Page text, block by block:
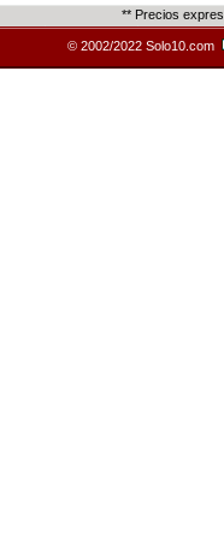
** Precios
© 2002/2022 Solo10.com